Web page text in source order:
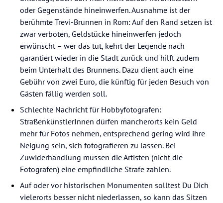
oder Gegenstände hineinwerfen. Ausnahme ist der
berühmte Trevi-Brunnen in Rom: Auf den Rand setzen ist
zwar verboten, Geldstücke hineinwerfen jedoch
erwünscht – wer das tut, kehrt der Legende nach
garantiert wieder in die Stadt zurück und hilft zudem
beim Unterhalt des Brunnens. Dazu dient auch eine
Gebühr von zwei Euro, die künftig für jeden Besuch von
Gästen fällig werden soll.
Schlechte Nachricht für Hobbyfotografen:
StraßenkünstlerInnen dürfen mancherorts kein Geld
mehr für Fotos nehmen, entsprechend gering wird ihre
Neigung sein, sich fotografieren zu lassen. Bei
Zuwiderhandlung müssen die Artisten (nicht die
Fotografen) eine empfindliche Strafe zahlen.
Auf oder vor historischen Monumenten solltest Du Dich
vielerorts besser nicht niederlassen, so kann das Sitzen